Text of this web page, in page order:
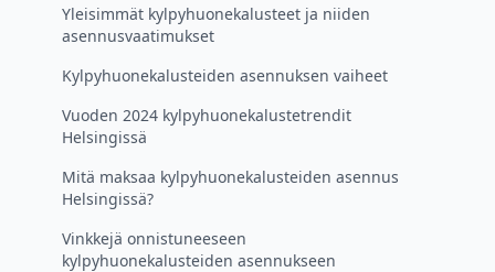
Yleisimmät kylpyhuonekalusteet ja niiden
asennusvaatimukset
Kylpyhuonekalusteiden asennuksen vaiheet
Vuoden 2024 kylpyhuonekalustetrendit
Helsingissä
Mitä maksaa kylpyhuonekalusteiden asennus
Helsingissä?
Vinkkejä onnistuneeseen
kylpyhuonekalusteiden asennukseen